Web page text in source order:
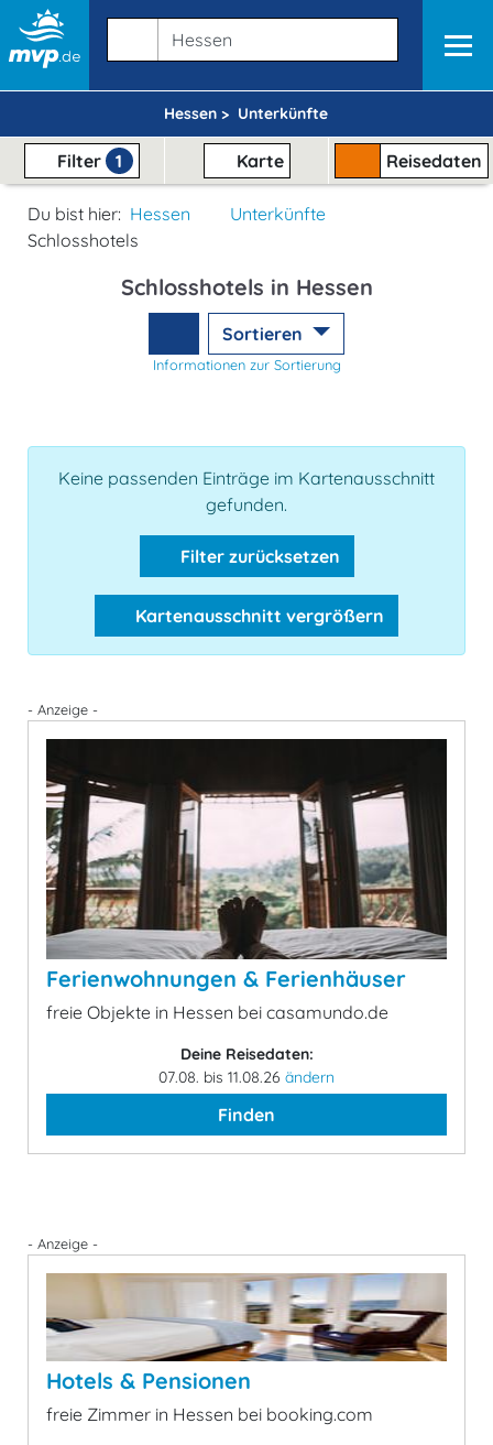
Hessen > Unterkünfte
Filter 1 Karte Reisedaten
Du bist hier: Hessen
Unterkünfte
Schlosshotels
Schlosshotels in Hessen
Sortieren
Informationen zur Sortierung
Keine passenden Einträge im Kartenausschnitt
gefunden.
Filter zurücksetzen
Kartenausschnitt vergrößern
- Anzeige -
Ferienwohnungen & Ferienhäuser
freie Objekte in Hessen bei casamundo.de
Deine Reisedaten:
07.08. bis 11.08.26 ändern
Finden
- Anzeige -
Hotels & Pensionen
freie Zimmer in Hessen bei booking.com